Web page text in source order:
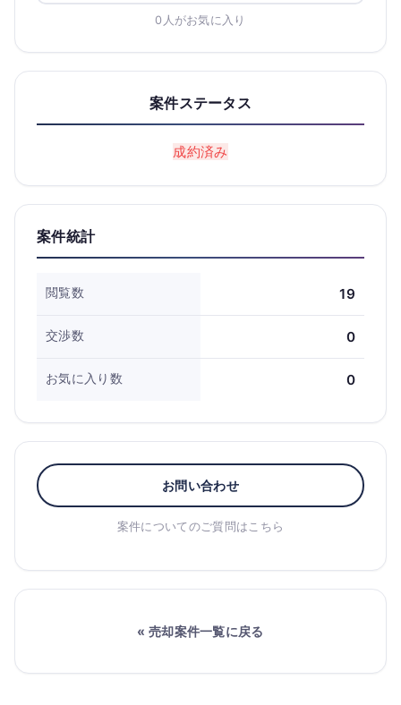
0人がお気に入り
案件ステータス
成約済み
案件統計
閲覧数 19
交渉数 0
お気に入り数 0
お問い合わせ
案件についてのご質問はこちら
« 売却案件一覧に戻る